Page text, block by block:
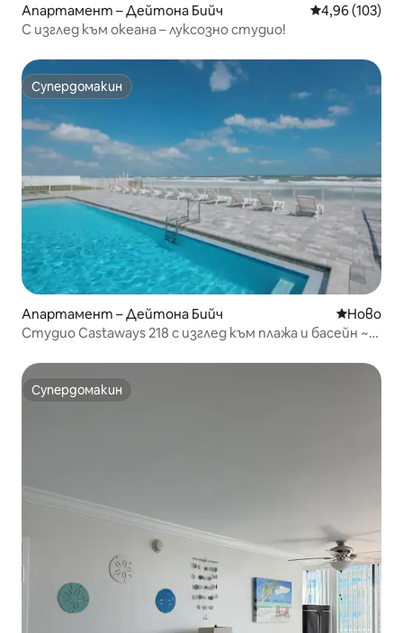
Апартамент – Дейтона Бийч Средна
4,96 (103)
С изглед към океана – луксозно студио!
Супердомакин
Супердомакин
Апартамент – Дейтона Бийч Ново
Ново
Студио Castaways 218 с изглед към плажа и басейн ~
Супердомакин
Супердомакин